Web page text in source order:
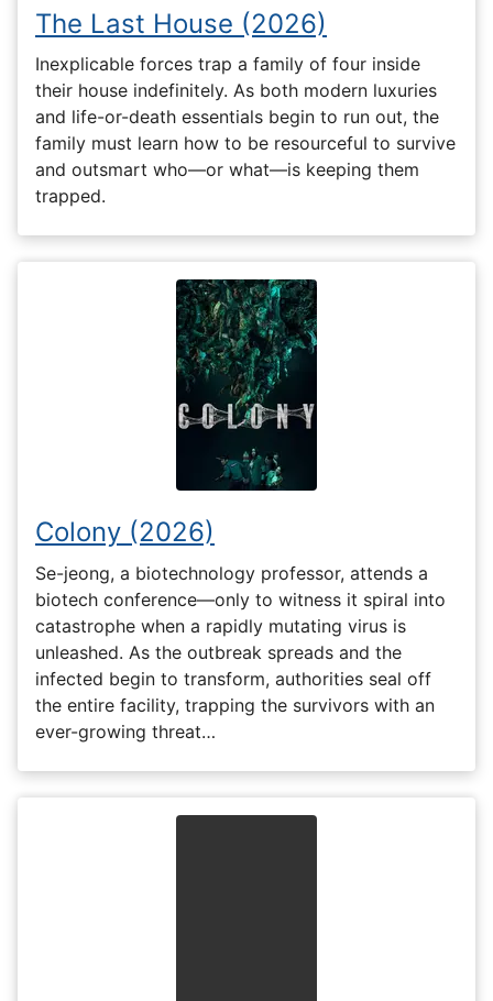
The Last House (2026)
Inexplicable forces trap a family of four inside
their house indefinitely. As both modern luxuries
and life-or-death essentials begin to run out, the
family must learn how to be resourceful to survive
and outsmart who—or what—is keeping them
trapped.
Colony (2026)
Se-jeong, a biotechnology professor, attends a
biotech conference—only to witness it spiral into
catastrophe when a rapidly mutating virus is
unleashed. As the outbreak spreads and the
infected begin to transform, authorities seal off
the entire facility, trapping the survivors with an
ever-growing threat…